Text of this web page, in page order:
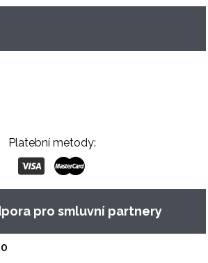
Platební metody:
pro smluvní partnery